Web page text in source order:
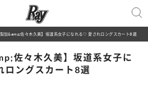
梨加&amp;佐々木久美】坂道系女子になれる♡ 愛されロングスカート8選
佐々木久美】坂道系女子に
ングスカート8選